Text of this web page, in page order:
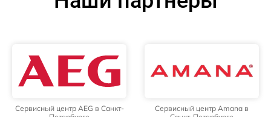
Сервисный центр AEG в Санкт-
Сервисный центр Amana в